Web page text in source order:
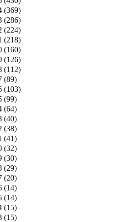
(369)
(286)
(224)
(218)
(160)
(126)
(112)
(89)
(103)
(99)
(64)
(40)
(38)
(41)
(32)
(30)
(29)
(20)
(14)
(14)
(15)
(15)